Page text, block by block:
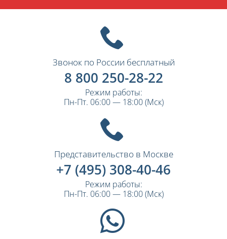
Звонок по России бесплатный
8 800 250-28-22
Режим работы:
Пн-Пт. 06:00 — 18:00 (Мск)
Представительство в Москве
+7 (495) 308-40-46
Режим работы:
Пн-Пт. 06:00 — 18:00 (Мск)